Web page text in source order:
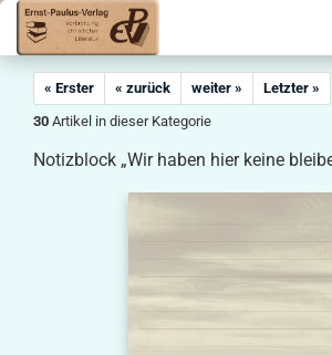
« Erster « zurück weiter »
Letzter »
30 Artikel in dieser Kategorie
Notizblock „Wir haben hier keine